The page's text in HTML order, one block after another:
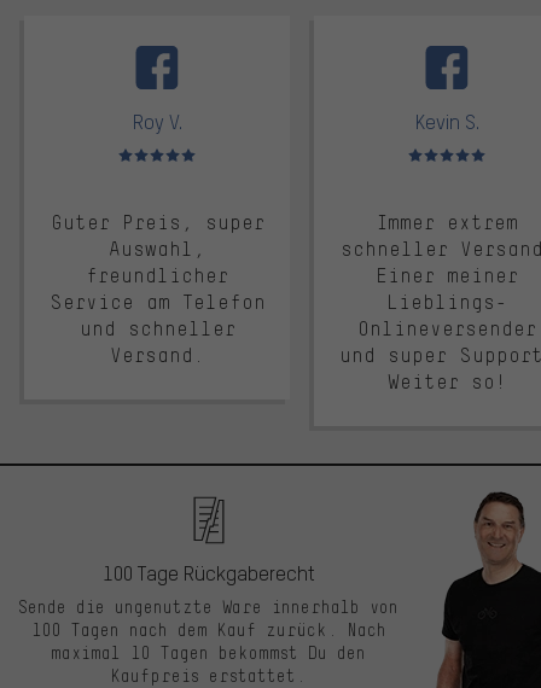
Roy V.
Bewertungen: 5 von 5
Guter Preis, super
Auswahl,
freundlicher
Service am Telefon
und schneller
Versand.
Kevin S.
Bewertungen: 5 von 5
Immer extrem
schneller
Einer meiner
Lieblings-
Onlineversender
und super
Weiter so!
100 Tage Rückgaberecht
Sende die ungenutzte Ware innerhalb von
100 Tagen nach dem Kauf zurück. Nach
maximal 10 Tagen bekommst Du den
Kaufpreis erstattet.